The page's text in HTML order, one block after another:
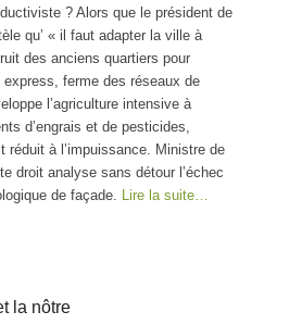
? Alors que le président de
qu’ « il faut adapter la ville à
des anciens quartiers pour
ferme des réseaux de
l’agriculture intensive à
d’engrais et de pesticides,
réduit à l’impuissance. Ministre de
droit analyse sans détour l’échec
de façade. Lire la suite…
la nôtre